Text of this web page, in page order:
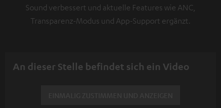
Sound verbessert und aktuelle Features wie ANC,
Transparenz-Modus und App-Support ergänzt.
An dieser Stelle befindet sich ein Video